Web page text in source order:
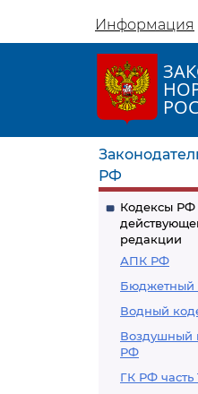
Информация
РФ
Кодексы РФ
редакции
АПК РФ
Бюджетный
Водный
Воздушный
РФ
ГК РФ часть